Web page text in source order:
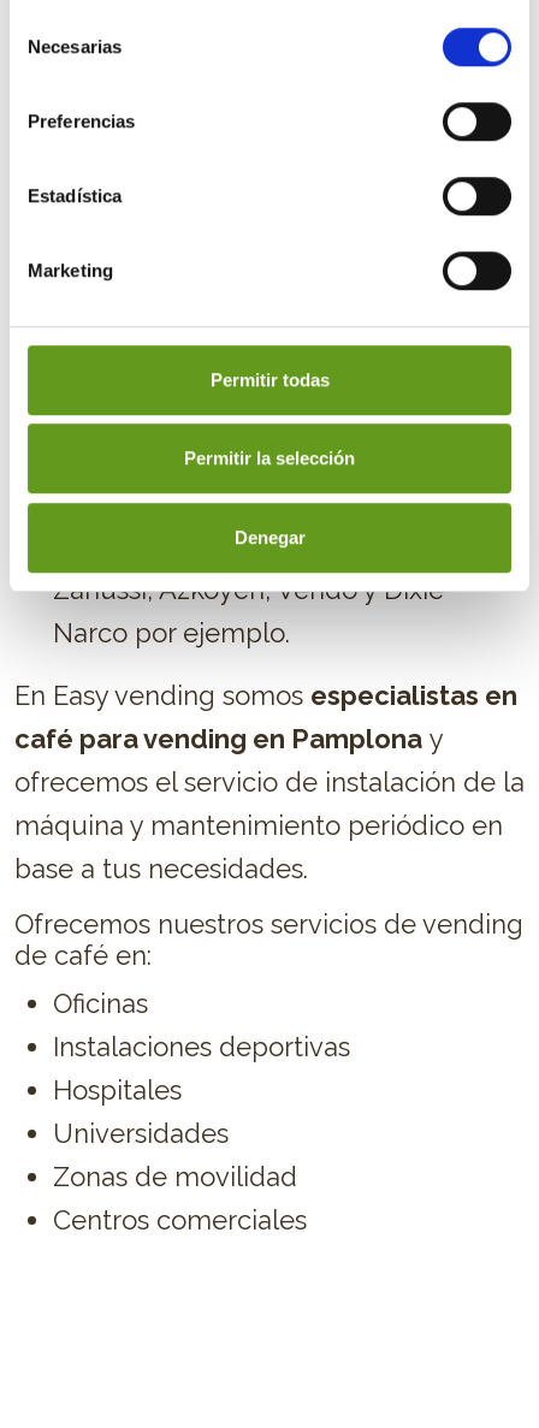
Necesarias
Preferencias
Estadística
Marketing
Permitir todas
Permitir la selección
Denegar
ambiente, solo o en conjunto con
Amplios
iluminados con
Monederos de la marca
que
garantizan la devolución del dinero al
usuario ante cualquier incidencia.
Bajo consumoenergético.
Cerradura concódigo programable
Modelos de máquinas para bebidas
calientes de todas las marcas: Necta
Zanussi, Azkoyen, Vendo y Dixie
Narco por ejemplo.
En Easy vending somos especialistas en
café para vending en Pamplona y
ofrecemos el servicio de instalación de la
máquina y mantenimiento periódico en
base a tus necesidades.
Ofrecemos nuestros servicios de vending
de café en:
Oficinas
Instalaciones deportivas
Hospitales
Universidades
Zonas de movilidad
Centros comerciales